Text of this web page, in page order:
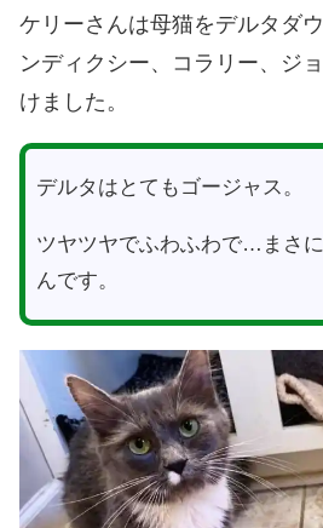
ケリーさんは母猫をデルタダ
ンディクシー、コラリー、ジ
けました。
デルタはとてもゴージャス。
ツヤツヤでふわふわで…まさ
んです。